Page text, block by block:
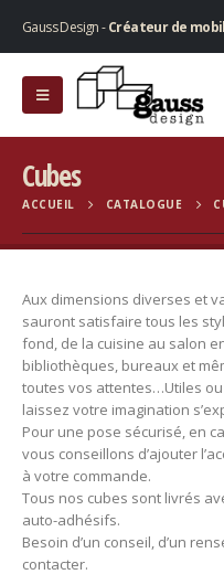
Gauss Design -Créateur de
Cubes
ACCUEIL CATALOGUE
Aux dimensions diverses et
sauront satisfaire tous les
fond, de la cuisine au salon
bibliothèques, bureaux et
toutes vos attentes…Utiles
laissez votre imagination
Pour une pose sécurisé, en
vous conseillons d’ajouter
à votre commande.
Tous nos cubes sont livrés
auto-adhésifs.
Besoin d’un conseil, d’un
contacter.